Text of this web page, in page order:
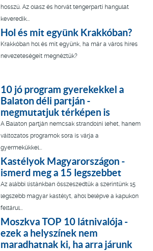
hosszú. Az olasz és horvát tengerparti hangulat
keveredik...
Hol és mit együnk Krakkóban?
Krakkóban hol és mit együnk, ha már a város híres
nevezeteségeit megnéztük?
10 jó program gyerekekkel a
Balaton déli partján -
megmutatjuk térképen is
A Balaton partján nemcsak strandolni lehet, hanem
változatos programok sora is várja a
gyermekükkel...
Kastélyok Magyarországon -
ismerd meg a 15 legszebbet
Az alábbi listánkban összeszedtük a szerintünk 15
legszebb magyar kastélyt, ahol belépve a kapukon
feltárul...
Moszkva TOP 10 látnivalója -
ezek a helyszínek nem
maradhatnak ki, ha arra járunk